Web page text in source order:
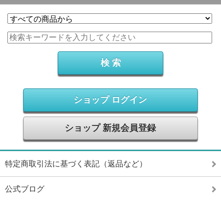
ショップ ログイン
ショップ 新規会員登録
特定商取引法に基づく表記（返品など）
公式ブログ